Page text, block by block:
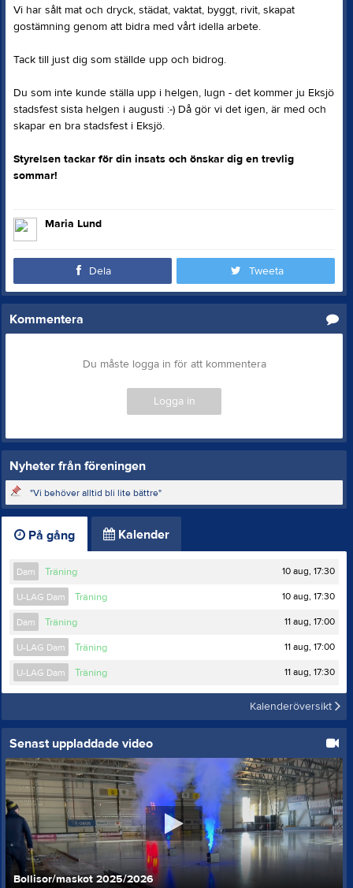
Vi har sålt mat och dryck, städat, vaktat, byggt, rivit, skapat
gostämning genom att bidra med vårt idella arbete.
Tack till just dig som ställde upp och bidrog.
Du som inte kunde ställa upp i helgen, lugn - det kommer ju Eksjö
stadsfest sista helgen i augusti :-) Då gör vi det igen, är med och
skapar en bra stadsfest i Eksjö.
Styrelsen tackar för din insats och önskar dig en trevlig
sommar!
Maria Lund
Dela Tweeta
Kommentera
Du måste logga in för att kommentera
Logga in
Nyheter från föreningen
"Vi behöver alltid bli lite bättre"
På gång Kalender
Dam Träning 10 aug, 17:30
U-LAG Dam Träning 10 aug, 17:30
Dam Träning 11 aug, 17:00
U-LAG Dam Träning 11 aug, 17:00
U-LAG Dam Träning 11 aug, 17:30
Kalenderöversikt
Senast uppladdade video
Bollisor/maskot 2025/2026